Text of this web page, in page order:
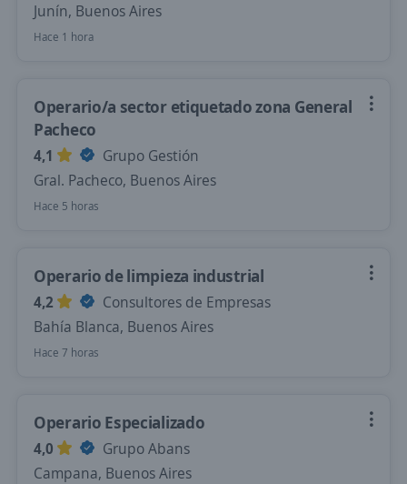
Junín, Buenos Aires
Hace 1 hora
Operario/a sector etiquetado zona General
Pacheco
4,1
Grupo Gestión
Gral. Pacheco, Buenos Aires
Hace 5 horas
Operario de limpieza industrial
4,2
Consultores de Empresas
Bahía Blanca, Buenos Aires
Hace 7 horas
Operario Especializado
4,0
Grupo Abans
Campana, Buenos Aires